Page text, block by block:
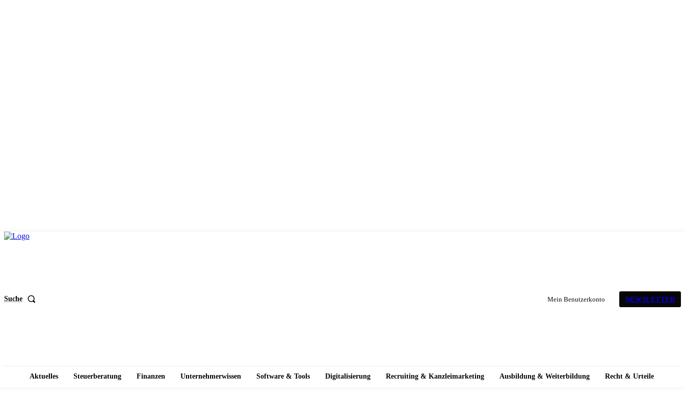
Suche Mein Benutzerkonto NEWSLETTER
Aktuelles Steuerberatung Finanzen Unternehmerwissen Software & Tools Digitalisierung Recruiting & Kanzleimarketing Ausbildung & Weiterbildung Recht & Urteile